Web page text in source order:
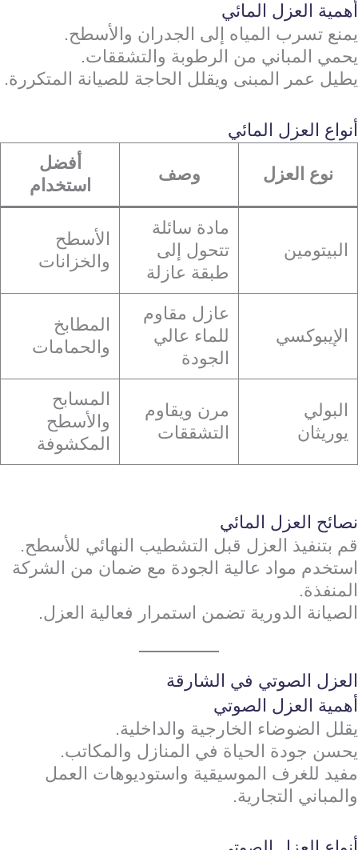
أهمية العزل المائي
يمنع تسرب المياه إلى الجدران والأسطح.
يحمي المباني من الرطوبة والتشققات.
يطيل عمر المبنى ويقلل الحاجة للصيانة المتكررة.
أنواع العزل المائي
نوع العزل وصف
أفضل
استخدام
البيتومين
مادة سائلة
تتحول إلى
طبقة عازلة
الأسطح
والخزانات
الإيبوكسي
عازل مقاوم
للماء عالي
الجودة
المطابخ
والحمامات
البولي
يوريثان
مرن ويقاوم
التشققات
المسابح
والأسطح
المكشوفة
نصائح العزل المائي
قم بتنفيذ العزل قبل التشطيب النهائي للأسطح.
استخدم مواد عالية الجودة مع ضمان من الشركة
المنفذة.
الصيانة الدورية تضمن استمرار فعالية العزل.
العزل الصوتي في الشارقة
أهمية العزل الصوتي
يقلل الضوضاء الخارجية والداخلية.
يحسن جودة الحياة في المنازل والمكاتب.
مفيد للغرف الموسيقية واستوديوهات العمل
والمباني التجارية.